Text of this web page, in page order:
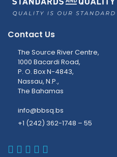
Contact Us
The Source River Centre,
1000 Bacardi Road,
P. O. Box N-4843,
Nassau, N.P.,
The Bahamas
info@bbsq.bs
+1 (242) 362-1748 – 55
BBSQ Facebook
BBSQ Instagram
BBSQ Linkedin
BBSQ Twitter
BBSQ